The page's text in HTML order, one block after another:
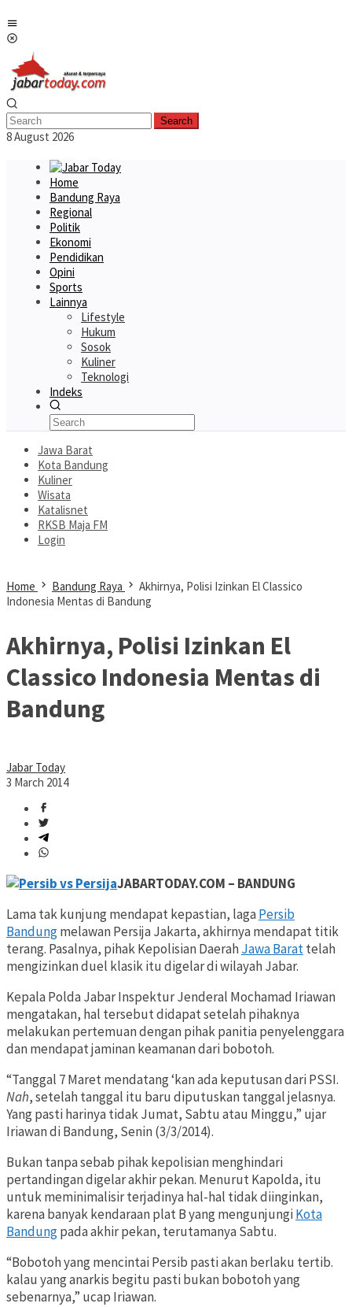
to
content
Search
8 August 2026
Home
Bandung Raya
Regional
Politik
Ekonomi
Pendidikan
Opini
Sports
Lainnya
Lifestyle
Hukum
Sosok
Kuliner
Teknologi
Indeks
Jawa Barat
Kota Bandung
Kuliner
Wisata
Katalisnet
RKSB Maja FM
Login
Home Bandung Raya
Akhirnya, Polisi Izinkan El Classico
Indonesia Mentas di Bandung
Akhirnya, Polisi Izinkan El
Classico Indonesia Mentas di
Bandung
Jabar Today
3 March 2014
JABARTODAY.COM – BANDUNG
Lama tak kunjung mendapat kepastian, lagaPersib
Bandungmelawan Persija Jakarta, akhirnya mendapat titik
terang. Pasalnya, pihak Kepolisian DaerahJawa Barattelah
mengizinkan duel klasik itu digelar di wilayah Jabar.
Kepala Polda Jabar Inspektur Jenderal Mochamad Iriawan
mengatakan, hal tersebut didapat setelah pihaknya
melakukan pertemuan dengan pihak panitia penyelenggara
dan mendapat jaminan keamanan dari bobotoh.
“Tanggal 7 Maret mendatang ‘kan ada keputusan dari PSSI.
Nah, setelah tanggal itu baru diputuskan tanggal jelasnya.
Yang pasti harinya tidak Jumat, Sabtu atau Minggu,” ujar
Iriawan di Bandung, Senin (3/3/2014).
Bukan tanpa sebab pihak kepolisian menghindari
pertandingan digelar akhir pekan. Menurut Kapolda, itu
untuk meminimalisir terjadinya hal-hal tidak diinginkan,
karena banyak kendaraan plat B yang mengunjungiKota
Bandungpada akhir pekan, terutamanya Sabtu.
“Bobotoh yang mencintai Persib pasti akan berlaku tertib.
kalau yang anarkis begitu pasti bukan bobotoh yang
sebenarnya,” ucap Iriawan.